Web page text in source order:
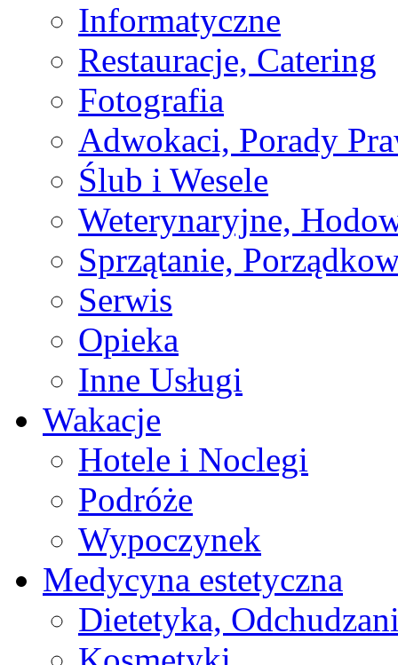
Informatyczne
Restauracje, Catering
Fotografia
Adwokaci, Porady
Ślub i Wesele
Weterynaryjne,
Sprzątanie,
Serwis
Opieka
Inne Usługi
Wakacje
Hotele i Noclegi
Podróże
Wypoczynek
Medycyna estetyczna
Dietetyka,